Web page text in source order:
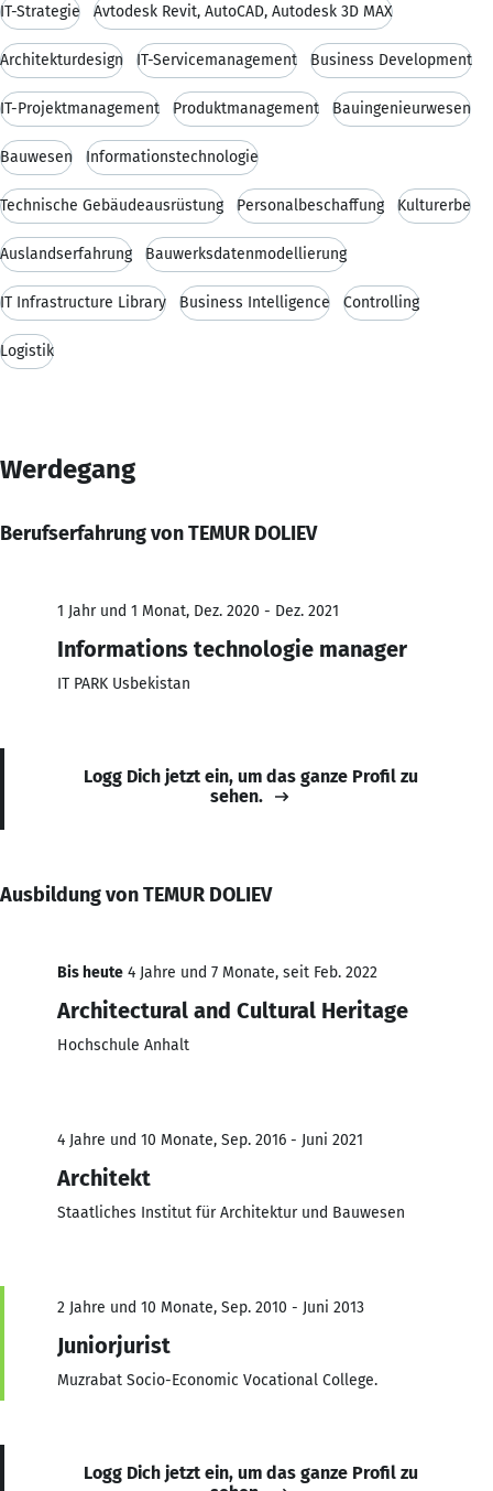
IT-Strategie Avtodesk Revit, AutoCAD, Autodesk 3D MAX
Architekturdesign IT-Servicemanagement Business Development
IT-Projektmanagement Produktmanagement Bauingenieurwesen
Bauwesen Informationstechnologie
Technische Gebäudeausrüstung Personalbeschaffung Kulturerbe
Auslandserfahrung Bauwerksdatenmodellierung
IT Infrastructure Library Business Intelligence Controlling
Logistik
Werdegang
Berufserfahrung von TEMUR DOLIEV
1 Jahr und 1 Monat, Dez. 2020 - Dez. 2021
Informations technologie manager
IT PARK Usbekistan
Logg Dich jetzt ein, um das ganze Profil zu
sehen.
Ausbildung von TEMUR DOLIEV
Bis heute 4 Jahre und 7 Monate, seit Feb. 2022
Architectural and Cultural Heritage
Hochschule Anhalt
4 Jahre und 10 Monate, Sep. 2016 - Juni 2021
Architekt
Staatliches Institut für Architektur und Bauwesen
2 Jahre und 10 Monate, Sep. 2010 - Juni 2013
Juniorjurist
Muzrabat Socio-Economic Vocational College.
Logg Dich jetzt ein, um das ganze Profil zu